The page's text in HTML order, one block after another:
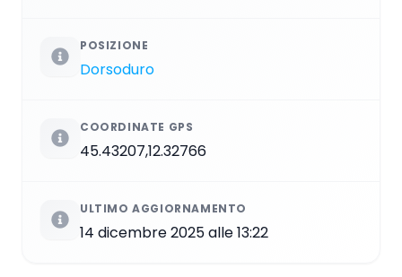
POSIZIONE
Dorsoduro
COORDINATE GPS
45.43207,12.32766
ULTIMO AGGIORNAMENTO
14 dicembre 2025 alle 13:22